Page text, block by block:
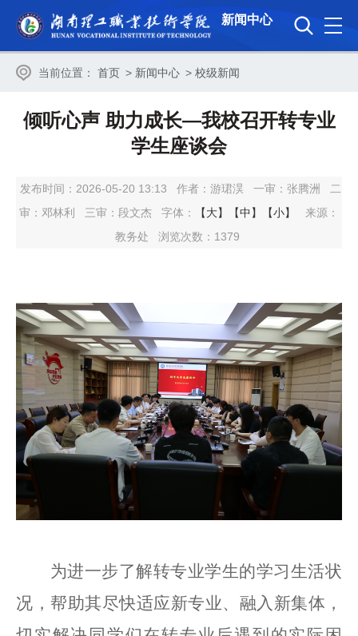
新闻中心
当前位置： 首页 > 新闻中心 > 校级新闻
倾听心声 助力成长—我校召开转专业
学生座谈会
发布时间：2026-05-20 13:13 作者：游珺淏 一审： 张腾洲
二
审： 邓林利 三审： 段文杰 字体： 【大】 【中】 【小】
来源：
教务处
浏览次数： 1379
为进一步了解转专业学生的学习生活状
况，帮助其尽快适应新专业、融入新集体，